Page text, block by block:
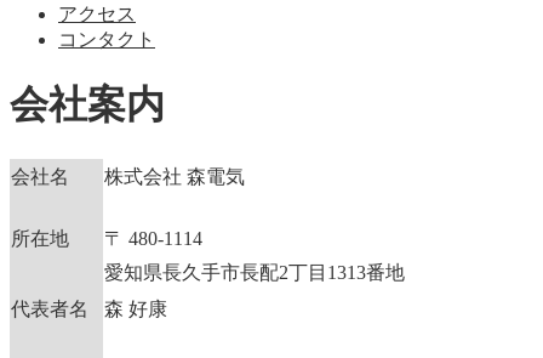
アクセス
コンタクト
会社案内
会社名 株式会社 森電気
所在地
〒 480-1114
愛知県長久手市長配2丁目1313番地
代表者名
森 好康